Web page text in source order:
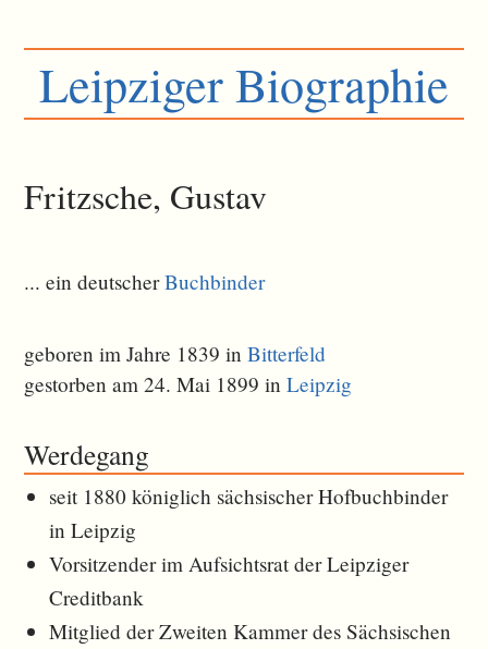
Leipziger Biographie
Fritzsche, Gustav
... ein deutscherBuchbinder
geboren im Jahre 1839 inBitterfeld
gestorben am 24. Mai 1899 inLeipzig
Werdegang
seit 1880 königlich sächsischer Hofbuchbinder
in Leipzig
Vorsitzender im Aufsichtsrat der Leipziger
Creditbank
Mitglied der Zweiten Kammer des Sächsischen